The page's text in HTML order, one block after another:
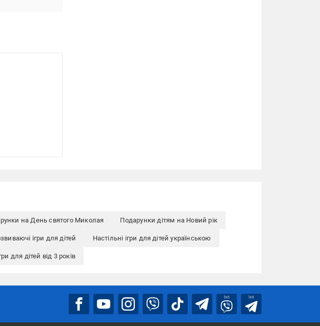
на День святого Миколая Подарунки дітям на Новий рік
ігри для дітей Настільні ігри для дітей українською
для дітей від 3 років
bot bot